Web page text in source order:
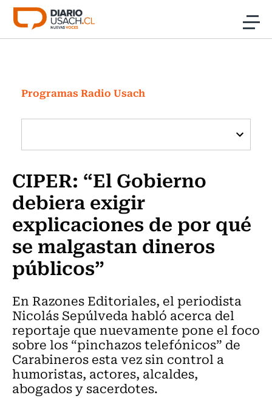
Click acá para ir directamente al contenido
Investigación
Cultura
Programas Radio y TV Usach
Programas Radio Usach
CIPER: “El Gobierno
debiera exigir
explicaciones de por qué
se malgastan dineros
públicos”
En Razones Editoriales, el periodista
Nicolás Sepúlveda habló acerca del
reportaje que nuevamente pone el foco
sobre los “pinchazos telefónicos” de
Carabineros esta vez sin control a
humoristas, actores, alcaldes,
abogados y sacerdotes.